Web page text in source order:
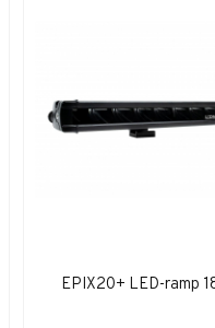
EPIX20+ LED-ramp